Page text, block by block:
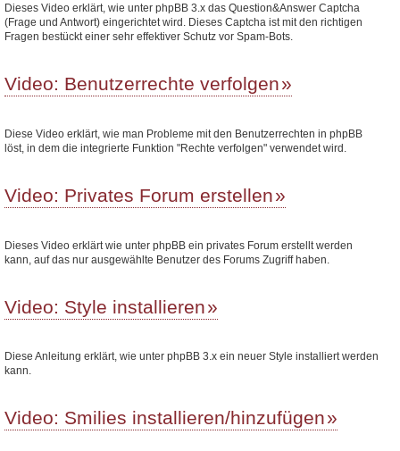
Dieses Video erklärt, wie unter phpBB 3.x das Question&Answer Captcha
(Frage und Antwort) eingerichtet wird. Dieses Captcha ist mit den richtigen
Fragen bestückt einer sehr effektiver Schutz vor Spam-Bots.
Video: Benutzerrechte verfolgen
Diese Video erklärt, wie man Probleme mit den Benutzerrechten in phpBB
löst, in dem die integrierte Funktion "Rechte verfolgen" verwendet wird.
Video: Privates Forum erstellen
Dieses Video erklärt wie unter phpBB ein privates Forum erstellt werden
kann, auf das nur ausgewählte Benutzer des Forums Zugriff haben.
Video: Style installieren
Diese Anleitung erklärt, wie unter phpBB 3.x ein neuer Style installiert werden
kann.
Video: Smilies installieren/hinzufügen